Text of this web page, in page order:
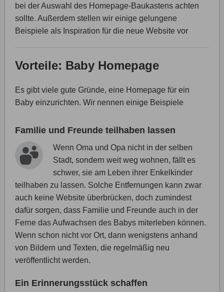
bei der Auswahl des Homepage-Baukastens achten
sollte. Außerdem stellen wir einige gelungene
Beispiele als Inspiration für die neue Website vor
Vorteile: Baby Homepage
Es gibt viele gute Gründe, eine Homepage für ein
Baby einzurichten. Wir nennen einige Beispiele
Familie und Freunde teilhaben lassen
Wenn Oma und Opa nicht in der selben
Stadt, sondern weit weg wohnen, fällt es
schwer, sie am Leben ihrer Enkelkinder
teilhaben zu lassen. Solche Entfernungen kann zwar
auch keine Website überbrücken, doch zumindest
dafür sorgen, dass Familie und Freunde auch in der
Ferne das Aufwachsen des Babys miterleben können.
Wenn schon nicht vor Ort, dann wenigstens anhand
von Bildern und Texten, die regelmäßig neu
veröffentlicht werden.
Ein Erinnerungsstück schaffen